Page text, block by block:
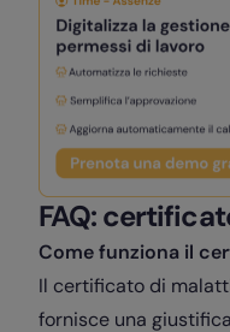
FAQ:
Come funziona il
Il certificato di
fornisce una